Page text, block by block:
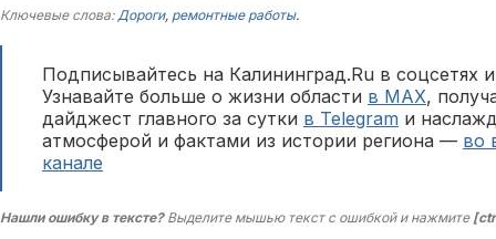
Ключевые слова:Дороги, ремонтные работы.
Подписывайтесь на Калининград.Ru в соцсетях
Узнавайте больше о жизни области в MAX,
дайджест главного за сутки в Telegram и
атмосферой и фактами из истории региона — во
канале
Нашли ошибку в тексте?Выделите мышью текст с ошибкой и нажмите